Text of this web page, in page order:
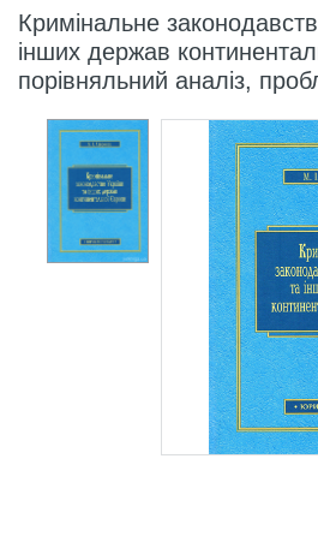
Кримінальне
інших держав
порівняльний аналіз,